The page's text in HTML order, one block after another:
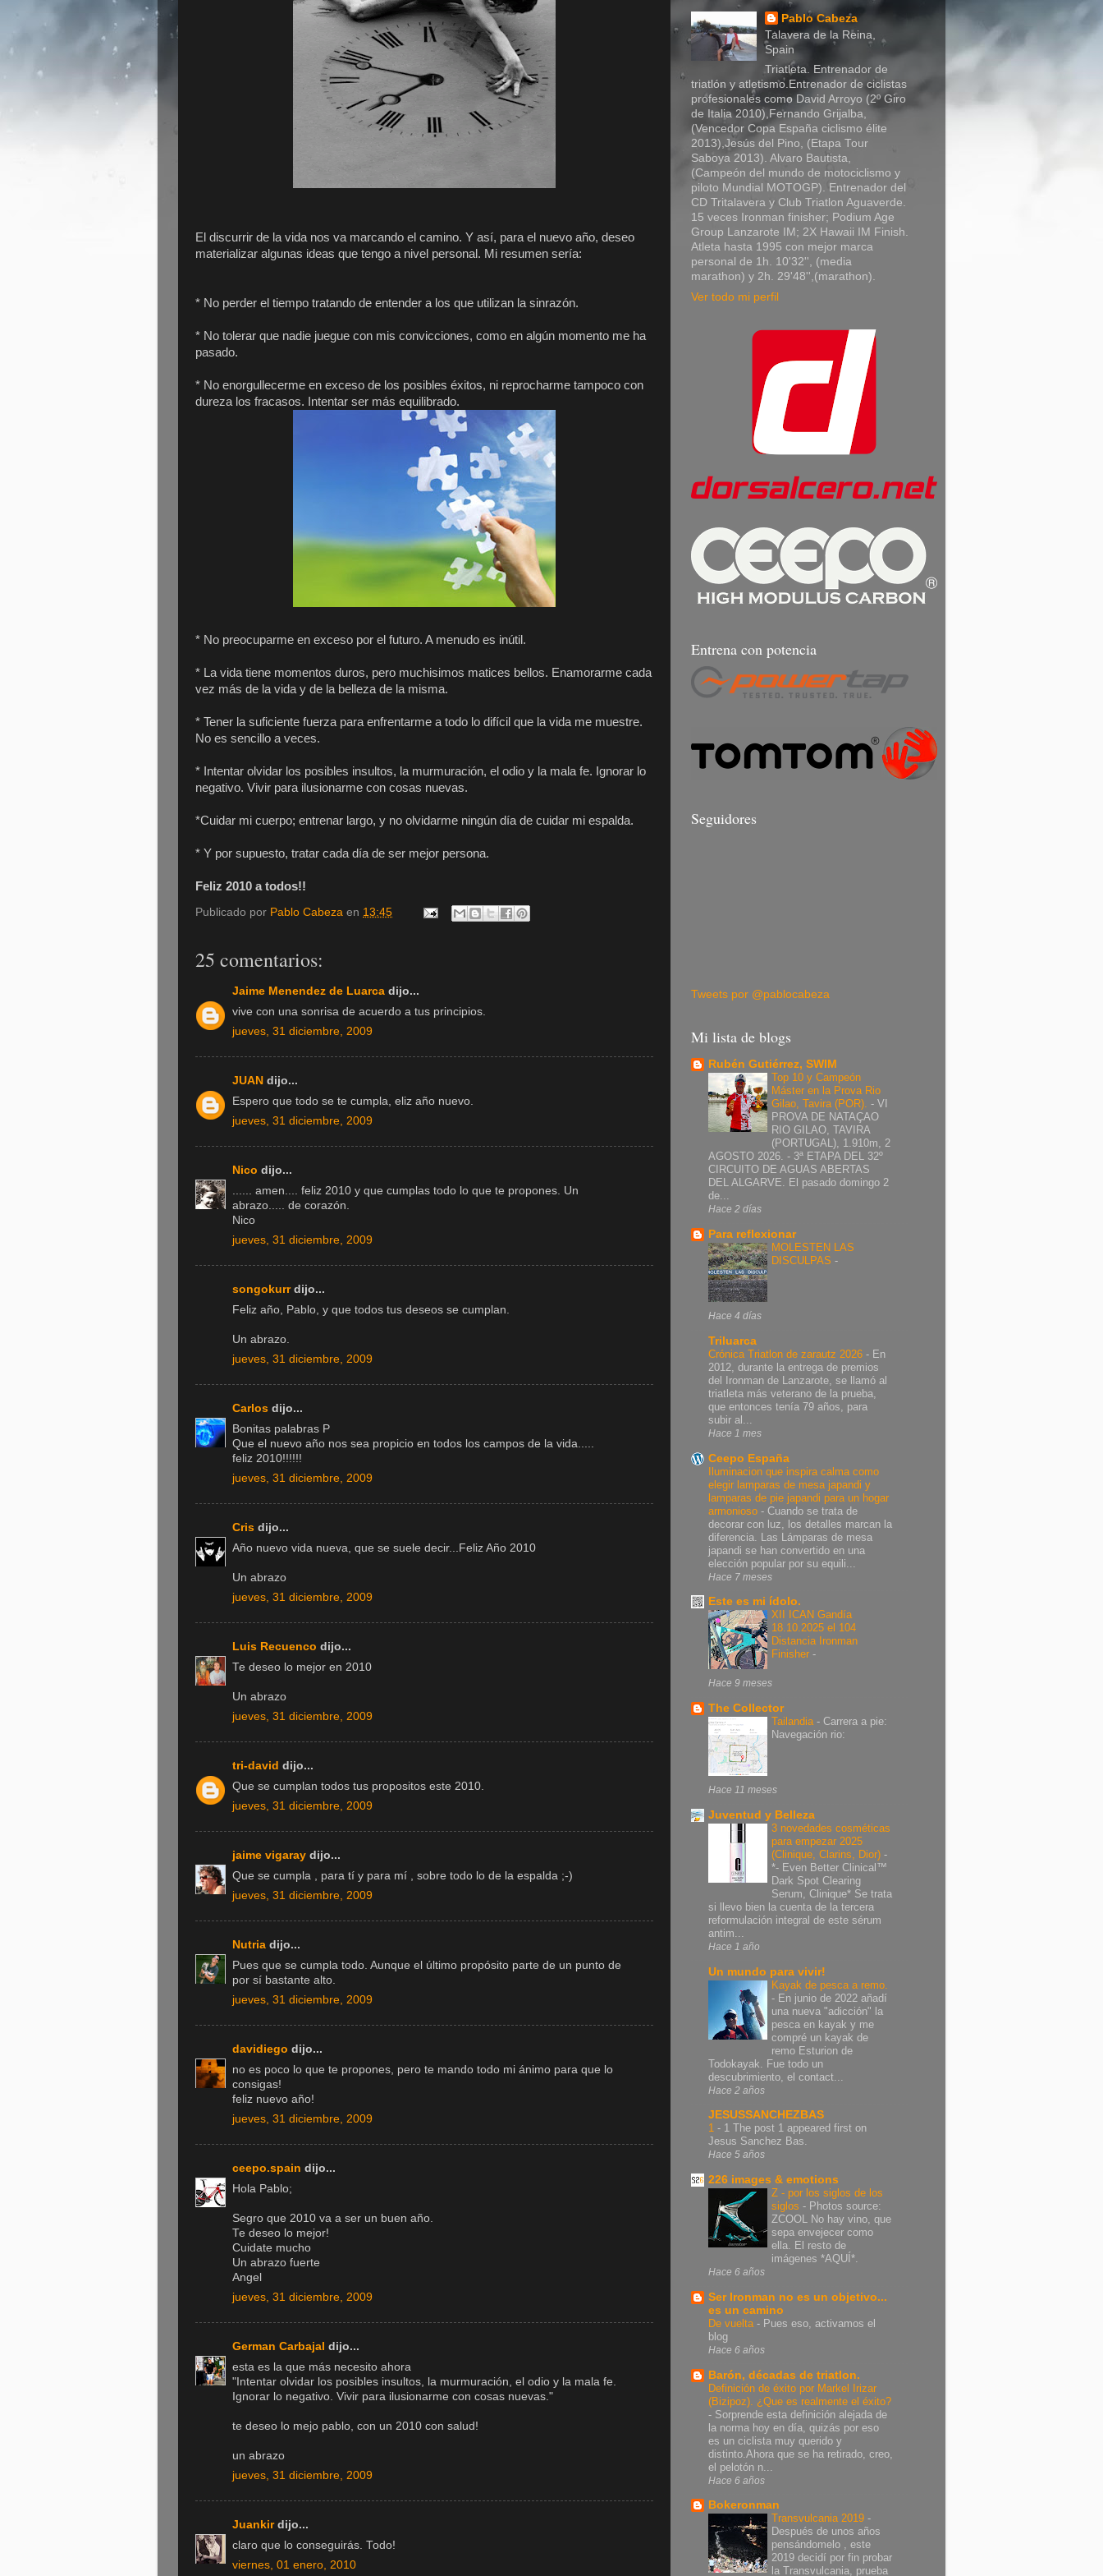
El discurrir de la vida nos va marcando el camino. Y así, para el nuevo año, deseo
materializar algunas ideas que tengo a nivel personal. Mi resumen sería:
* No perder el tiempo tratando de entender a los que utilizan la sinrazón.
* No tolerar que nadie juegue con mis convicciones, como en algún momento me ha
pasado.
* No enorgullecerme en exceso de los posibles éxitos, ni reprocharme tampoco con
dureza los fracasos. Intentar ser más equilibrado.
* No preocuparme en exceso por el futuro. A menudo es inútil.
* La vida tiene momentos duros, pero muchisimos matices bellos. Enamorarme cada
vez más de la vida y de la belleza de la misma.
* Tener la suficiente fuerza para enfrentarme a todo lo difícil que la vida me muestre.
No es sencillo a veces.
* Intentar olvidar los posibles insultos, la murmuración, el odio y la mala fe. Ignorar lo
negativo. Vivir para ilusionarme con cosas nuevas.
*Cuidar mi cuerpo; entrenar largo, y no olvidarme ningún día de cuidar mi espalda.
* Y por supuesto, tratar cada día de ser mejor persona.
Feliz 2010 a todos!!
Publicado por Pablo Cabeza en 13:45
25 comentarios:
Jaime Menendez de Luarca dijo...
vive con una sonrisa de acuerdo a tus principios.
jueves, 31 diciembre, 2009
JUAN dijo...
Espero que todo se te cumpla, eliz año nuevo.
jueves, 31 diciembre, 2009
Nico dijo...
...... amen.... feliz 2010 y que cumplas todo lo que te propones. Un
abrazo..... de corazón.
Nico
jueves, 31 diciembre, 2009
songokurrdijo...
Feliz año, Pablo, y que todos tus deseos se cumplan.
Un abrazo.
jueves, 31 diciembre, 2009
Carlos dijo...
Bonitas palabras P
Que el nuevo año nos sea propicio en todos los campos de la vida.....
feliz 2010!!!!!!
jueves, 31 diciembre, 2009
Cris dijo...
Año nuevo vida nueva, que se suele decir...Feliz Año 2010
Un abrazo
jueves, 31 diciembre, 2009
Luis Recuenco dijo...
Te deseo lo mejor en 2010
Un abrazo
jueves, 31 diciembre, 2009
tri-david dijo...
Que se cumplan todos tus propositos este 2010.
jueves, 31 diciembre, 2009
jaime vigaray dijo...
Que se cumpla , para tí y para mí , sobre todo lo de la espalda ;-)
jueves, 31 diciembre, 2009
Nutria dijo...
Pues que se cumpla todo. Aunque el último propósito parte de un punto de
por sí bastante alto.
jueves, 31 diciembre, 2009
davidiego dijo...
no es poco lo que te propones, pero te mando todo mi ánimo para que lo
consigas!
feliz nuevo año!
jueves, 31 diciembre, 2009
ceepo.spain dijo...
Hola Pablo;
Segro que 2010 va a ser un buen año.
Te deseo lo mejor!
Cuidate mucho
Un abrazo fuerte
Angel
jueves, 31 diciembre, 2009
German Carbajal dijo...
esta es la que más necesito ahora
"Intentar olvidar los posibles insultos, la murmuración, el odio y la mala fe.
Ignorar lo negativo. Vivir para ilusionarme con cosas nuevas."
te deseo lo mejo pablo, con un 2010 con salud!
un abrazo
jueves, 31 diciembre, 2009
Juankirdijo...
claro que lo conseguirás. Todo!
viernes, 01 enero, 2010
Pablo Cabeza
Talavera de la Reina,
Spain
Triatleta. Entrenador de
triatlón y atletismo.Entrenador de ciclistas
profesionales como David Arroyo (2º Giro
de Italia 2010),Fernando Grijalba,
(Vencedor Copa España ciclismo élite
2013),Jesús del Pino, (Etapa Tour
Saboya 2013). Alvaro Bautista,
(Campeón del mundo de motociclismo y
piloto Mundial MOTOGP). Entrenador del
CD Tritalavera y Club Triatlon Aguaverde.
15 veces Ironman finisher; Podium Age
Group Lanzarote IM; 2X Hawaii IM Finish.
Atleta hasta 1995 con mejor marca
personal de 1h. 10'32'', (media
marathon) y 2h. 29'48'',(marathon).
Ver todo mi perfil
Entrena con potencia
Seguidores
Tweets por @pablocabeza
Mi lista de blogs
Rubén Gutiérrez, SWIM
Top 10 y Campeón
Máster en la Prova Rio
Gilao, Tavira (POR). - VI
PROVA DE NATAÇAO
RIO GILAO, TAVIRA
(PORTUGAL), 1.910m, 2
AGOSTO 2026. - 3ª ETAPA DEL 32º
CIRCUITO DE AGUAS ABERTAS
DEL ALGARVE. El pasado domingo 2
de...
Hace 2 días
Para reflexionar
MOLESTEN LAS
DISCULPAS -
Hace 4 días
Triluarca
Crónica Triatlon de zarautz 2026 - En
2012, durante la entrega de premios
del Ironman de Lanzarote, se llamó al
triatleta más veterano de la prueba,
que entonces tenía 79 años, para
subir al...
Hace 1 mes
Ceepo España
Iluminacion que inspira calma como
elegir lamparas de mesa japandi y
lamparas de pie japandi para un hogar
armonioso - Cuando se trata de
decorar con luz, los detalles marcan la
diferencia. Las Lámparas de mesa
japandi se han convertido en una
elección popular por su equili...
Hace 7 meses
Este es mi ídolo.
XII ICAN Gandía
18.10.2025 el 104
Distancia Ironman
Finisher -
Hace 9 meses
The Collector
Tailandia - Carrera a pie:
Navegación rio:
Hace 11 meses
Juventud y Belleza
3 novedades cosméticas
para empezar 2025
(Clinique, Clarins, Dior) -
*- Even Better Clinical™
Dark Spot Clearing
Serum, Clinique* Se trata
si llevo bien la cuenta de la tercera
reformulación integral de este sérum
antim...
Hace 1 año
Un mundo para vivir!
Kayak de pesca a remo.
- En junio de 2022 añadí
una nueva "adicción" la
pesca en kayak y me
compré un kayak de
remo Esturion de
Todokayak. Fue todo un
descubrimiento, el contact...
Hace 2 años
JESUSSANCHEZBAS
1 - 1 The post 1 appeared first on
Jesus Sanchez Bas.
Hace 5 años
226 images & emotions
Z - por los siglos de los
siglos - Photos source:
ZCOOL No hay vino, que
sepa envejecer como
ella. El resto de
imágenes *AQUÍ*.
Hace 6 años
Ser Ironman no es un objetivo...
es un camino
De vuelta - Pues eso, activamos el
blog
Hace 6 años
Barón, décadas de triatlon.
Definición de éxito por Markel Irizar
(Bizipoz). ¿Que es realmente el éxito?
- Sorprende esta definición alejada de
la norma hoy en día, quizás por eso
es un ciclista muy querido y
distinto.Ahora que se ha retirado, creo,
el pelotón n...
Hace 6 años
Bokeronman
Transvulcania 2019 -
Después de unos años
pensándomelo , este
2019 decidí por fin probar
la Transvulcania, prueba